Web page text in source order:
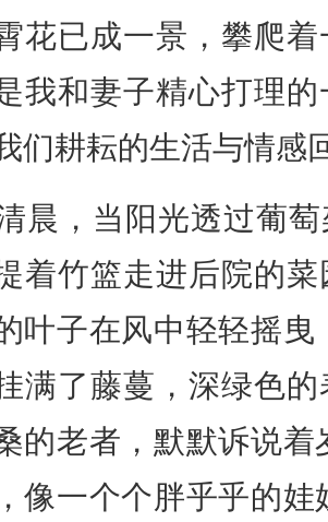
花已成一景，攀爬
我和妻子精心打理
们耕耘的生活与情感
晨，当阳光透过葡
着竹篮走进后院的
叶子在风中轻轻摇
满了藤蔓，深绿色
的老者，默默诉说
，像一个个胖乎乎的